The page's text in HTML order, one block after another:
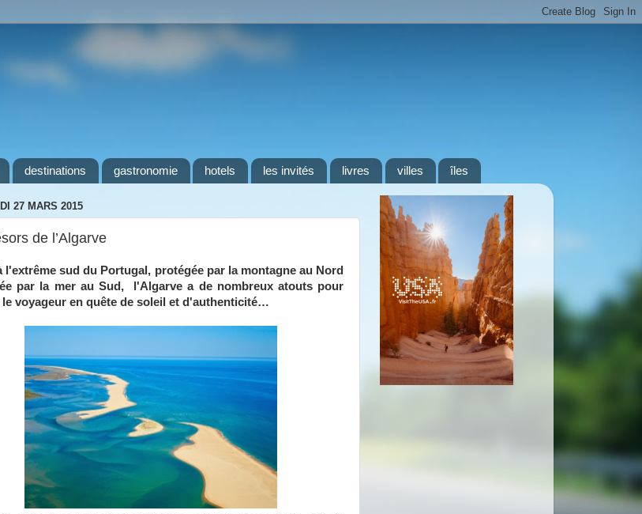
destinations gastronomie hotels les invités livres villes îles
27 MARS 2015
de l’Algarve
l'extrême sud du Portugal, protégée par la montagne au Nord
par la mer au Sud, l'Algarve a de nombreux atouts pour
le voyageur en quête de soleil et d'authenticité…